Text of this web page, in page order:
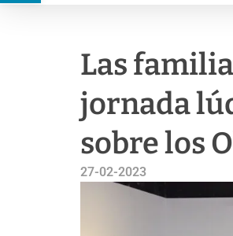
Las
jornada
sobre los
27-02-2023